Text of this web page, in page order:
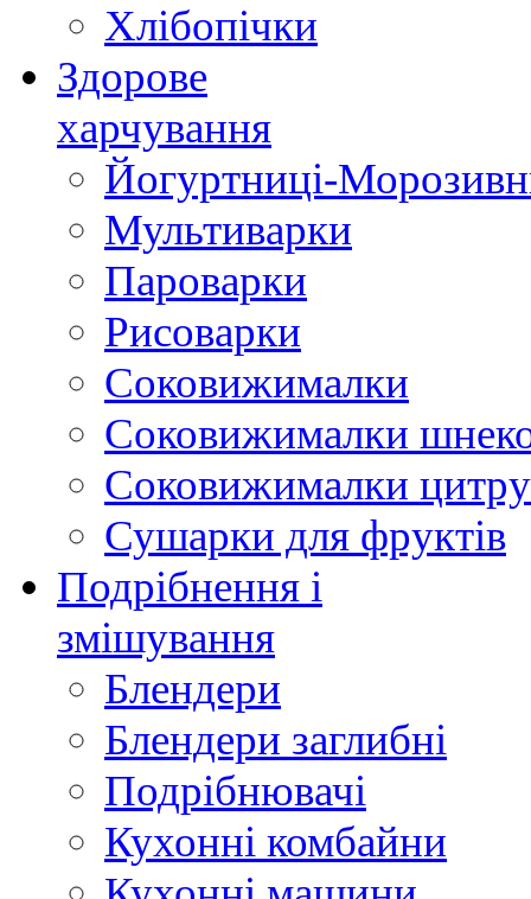
Хлібопічки
Здорове
харчування
Йогуртниці-
Мультиварки
Пароварки
Рисоварки
Соковижималки
Соковижималки
Соковижималки
Сушарки для фруктів
Подрібнення і
змішування
Блендери
Блендери заглибні
Подрібнювачі
Кухонні комбайни